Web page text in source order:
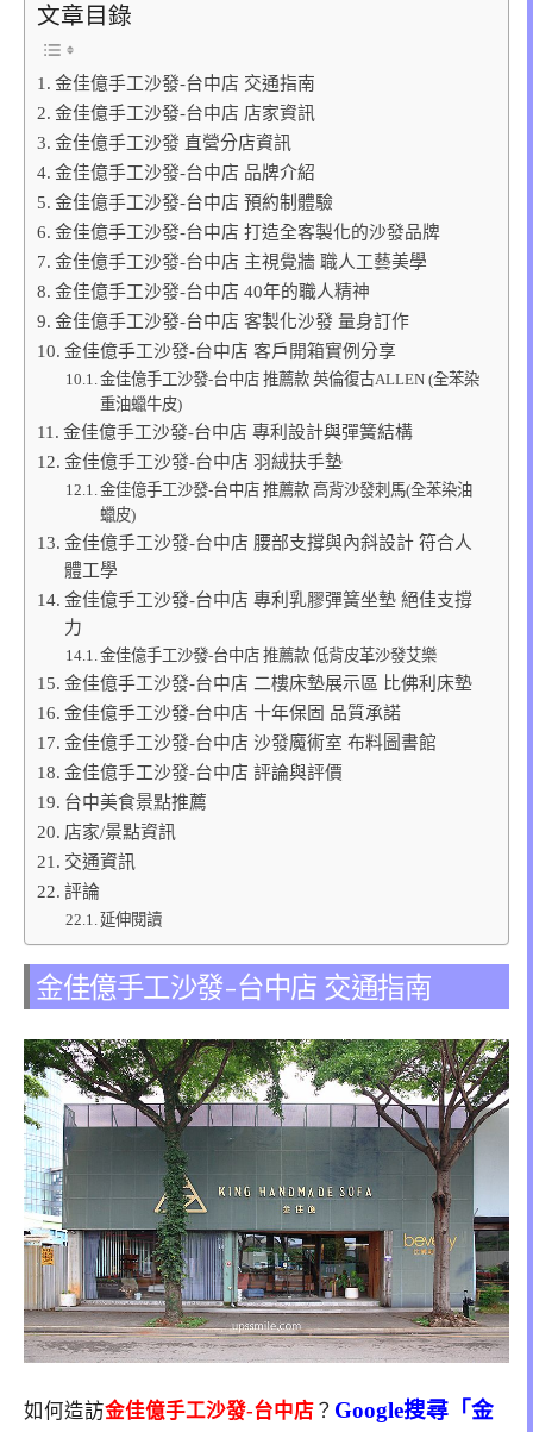
文章目錄
金佳億手工沙發-台中店 交通指南
金佳億手工沙發-台中店 店家資訊
金佳億手工沙發 直營分店資訊
金佳億手工沙發-台中店 品牌介紹
金佳億手工沙發-台中店 預約制體驗
金佳億手工沙發-台中店 打造全客製化的沙發品牌
金佳億手工沙發-台中店 主視覺牆 職人工藝美學
金佳億手工沙發-台中店 40年的職人精神
金佳億手工沙發-台中店 客製化沙發 量身訂作
金佳億手工沙發-台中店 客戶開箱實例分享
金佳億手工沙發-台中店 推薦款 英倫復古ALLEN (全苯染
重油蠟牛皮)
金佳億手工沙發-台中店 專利設計與彈簧結構
金佳億手工沙發-台中店 羽絨扶手墊
金佳億手工沙發-台中店 推薦款 高背沙發刺馬(全苯染油
蠟皮)
金佳億手工沙發-台中店 腰部支撐與內斜設計 符合人
體工學
金佳億手工沙發-台中店 專利乳膠彈簧坐墊 絕佳支撐
力
金佳億手工沙發-台中店 推薦款 低背皮革沙發艾樂
金佳億手工沙發-台中店 二樓床墊展示區 比佛利床墊
金佳億手工沙發-台中店 十年保固 品質承諾
金佳億手工沙發-台中店 沙發魔術室 布料圖書館
金佳億手工沙發-台中店 評論與評價
台中美食景點推薦
店家/景點資訊
交通資訊
評論
延伸閱讀
金佳億手工沙發-台中店 交通指南
如何造訪金佳億手工沙發-台中店 ？ Google搜尋「金